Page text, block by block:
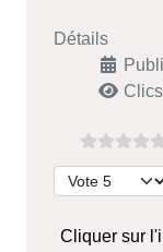
Détails
Veuillez voter
Cliquer sur